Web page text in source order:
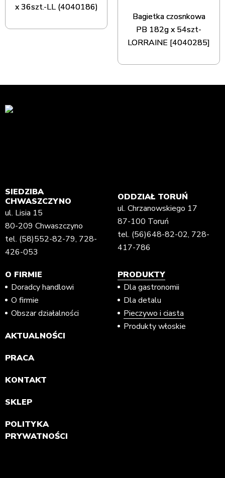
x 36szt.-LL (4040186)
Bagietka czosnkowa
PB 182g x 54szt-
LORRAINE [4040285]
SIEDZIBA
CHWASZCZYNO
ul. Lisia 15
80-209 Chwaszczyno
tel. (58)552-82-79, 728-
426-053
ODDZIAŁ TORUŃ
ul. Chrzanowskiego 17
87-100 Toruń
tel. (56)648-82-02, 728-
417-786
O FIRMIE
Doradcy handlowi
O firmie
Obszar działalności
AKTUALNOŚCI
PRACA
KONTAKT
SKLEP
POLITYKA
PRYWATNOŚCI
PRODUKTY
Dla gastronomii
Dla detalu
Pieczywo i ciasta
Produkty włoskie